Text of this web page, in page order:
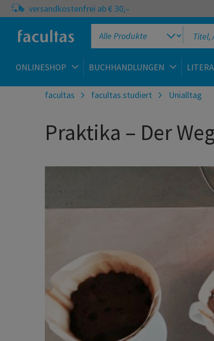
versandkostenfrei ab € 30,–
ONLINESHOP BUCHHANDLUNGEN
facultas facultas.studiert Unialltag
Praktika – Der